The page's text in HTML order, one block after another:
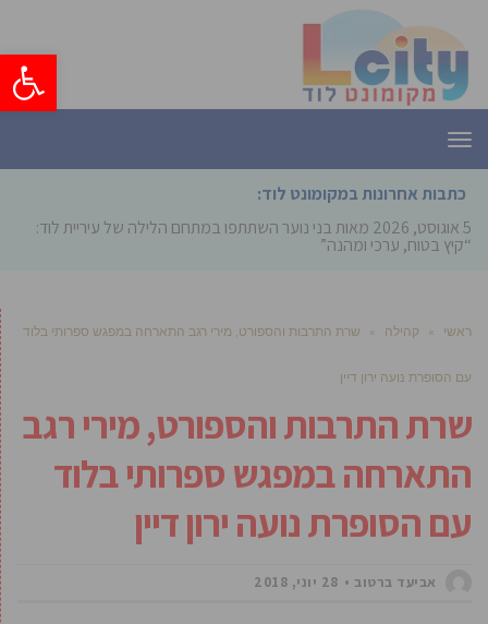
פתח
תפריט
כתבות אחרונות במקומונט לוד:
5 אוגוסט, 2026
מאות בני נוער השתתפו במתחם הלילה של עיריית לוד:
“קיץ בטוח, ערכי ומהנה”
ראשי » קהילה » שרת התרבות והספורט, מירי רגב התארחה במפגש ספרותי בלוד
עם הסופרת נועה ירון דיין
שרת התרבות והספורט, מירי רגב
התארחה במפגש ספרותי בלוד
עם הסופרת נועה ירון דיין
אביעד ברטוב 28 יוני, 2018